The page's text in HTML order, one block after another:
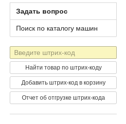
Задать вопрос
Поиск по каталогу машин
Штрих-
код
Найти товар по штрих-коду
Добавить штрих-код в корзину
Отчет об отгрузке штрих-кода